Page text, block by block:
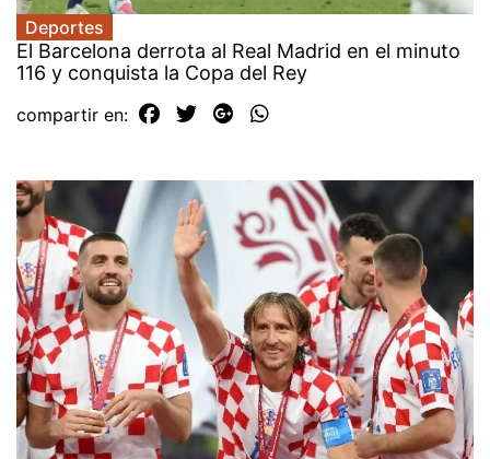
Deportes
El Barcelona derrota al Real Madrid en el minuto
116 y conquista la Copa del Rey
compartir en: